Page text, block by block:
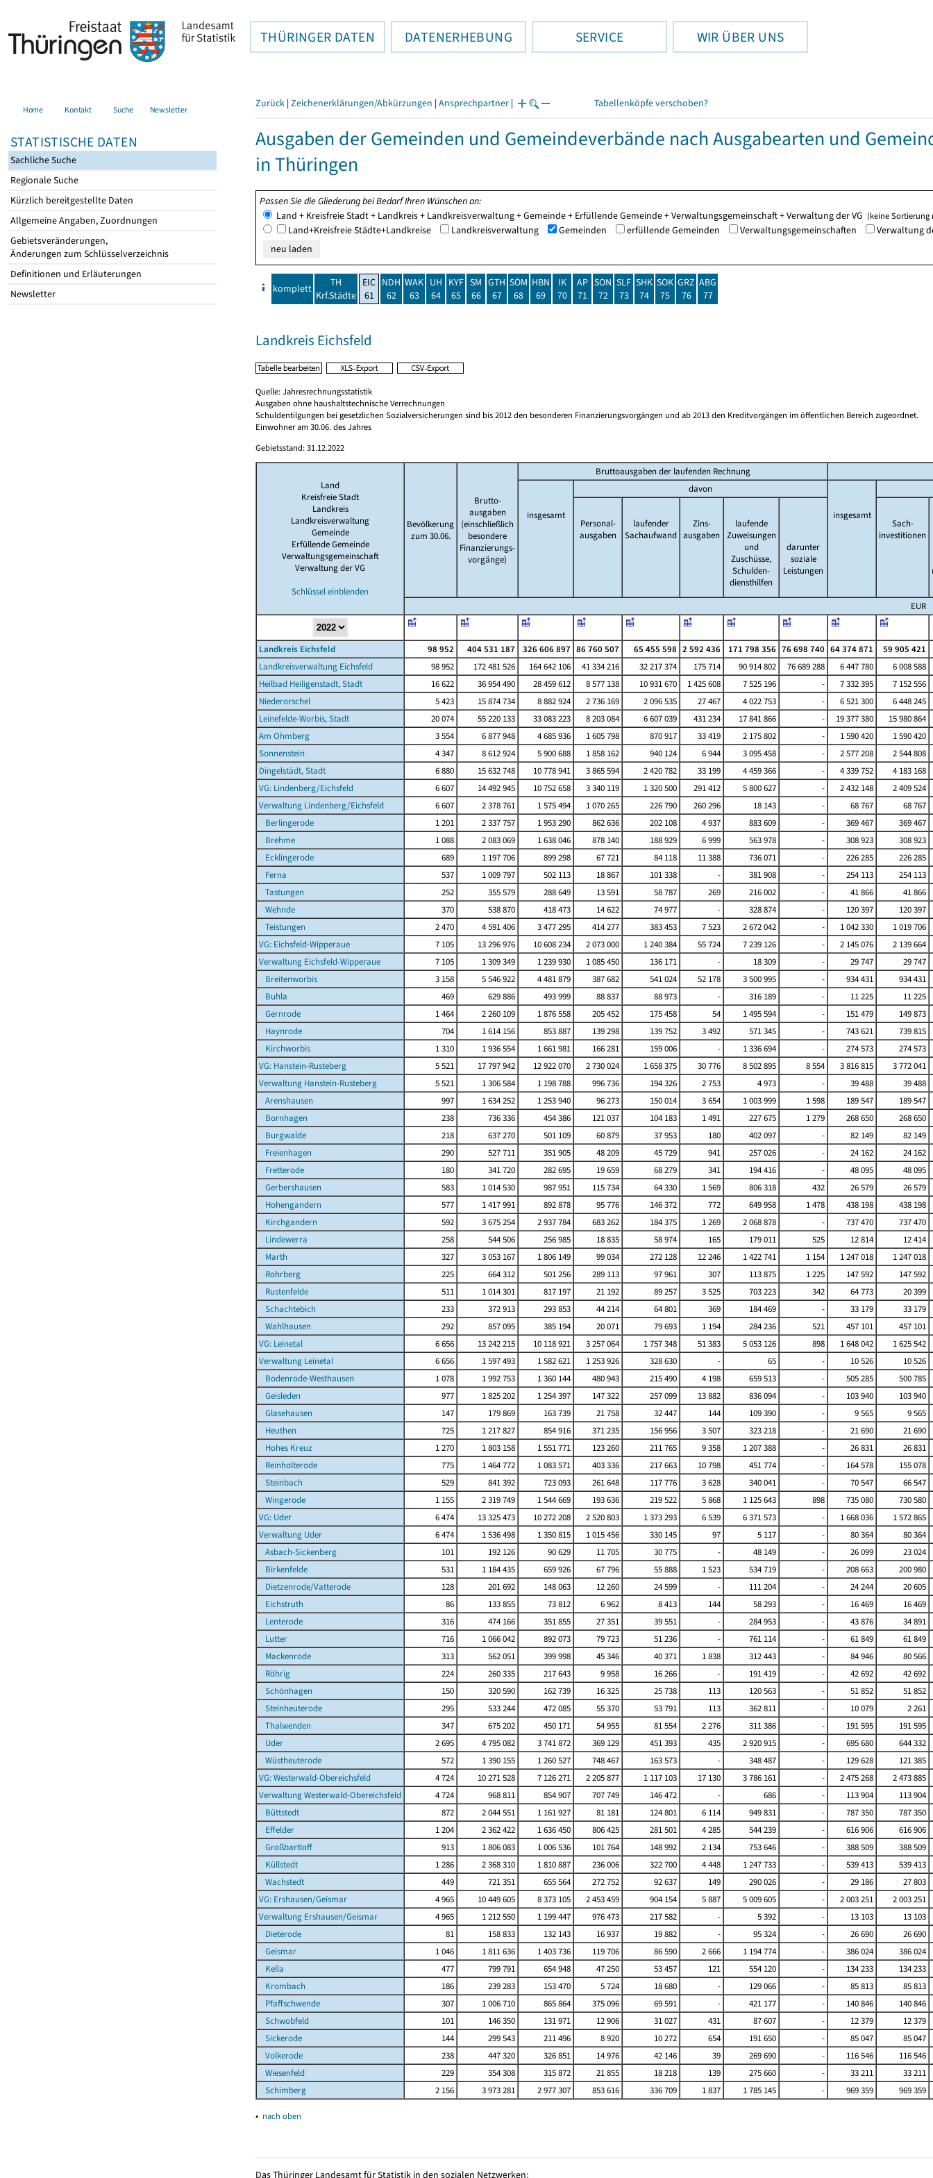
THÜRINGER DATEN DATENERHEBUNG SERVICE WIR ÜBER UNS
Home Kontakt Suche Newsletter
STATISTISCHE DATEN
Sachliche Suche
Regionale Suche
Kürzlich bereitgestellte Daten
Allgemeine Angaben, Zuordnungen
Gebietsveränderungen,
Änderungen zum Schlüsselverzeichnis
Definitionen und Erläuterungen
Newsletter
Zurück | Zeichenerklärungen/Abkürzungen | Ansprechpartner | Tabellenköpfe verschoben?
Ausgaben der Gemeinden und Gemeindeverbände nach Ausgabearten und
in Thüringen
Passen Sie die Gliederung bei Bedarf Ihren Wünschen an:
Land + Kreisfreie Stadt + Landkreis + Landkreisverwaltung + Gemeinde + Erfüllende Gemeinde + Verwaltungsgemeinschaft + Verwaltung der VG (keine Sortierung
Land+Kreisfreie Städte+Landkreise Landkreisverwaltung Gemeinden erfüllende Gemeinden Verwaltungsgemeinschaften Verwaltung
komplett
TH
Krf.Städte
EIC
61
NDH
62
WAK
63
UH
64
KYF
65
SM
66
GTH
67
SÖM
68
HBN
69
IK
70
AP
71
SON
72
SLF
73
SHK
74
SOK
75
GRZ
76
ABG
77
Landkreis Eichsfeld
Quelle: Jahresrechnungsstatistik
Ausgaben ohne haushaltstechnische Verrechnungen
Schuldentilgungen bei gesetzlichen Sozialversicherungen sind bis 2012 den besonderen Finanzierungsvorgängen und ab 2013 den Kreditvorgängen im öffentlichen Bereich zugeordnet.
Einwohner am 30.06. des Jahres
Gebietsstand: 31.12.2022
Land
Kreisfreie Stadt
Landkreis
Landkreisverwaltung
Gemeinde
Erfüllende Gemeinde
Verwaltungsgemeinschaft
Verwaltung der VG
Schlüssel einblenden
Bevölkerung
zum 30.06.
Brutto-
ausgaben
(einschließlich
besondere
Finanzierungs-
vorgänge)
Bruttoausgaben der laufenden Rechnung
insgesamt
davon
insgesamt
Personal-
ausgaben
laufender
Sachaufwand
Zins-
ausgaben
laufende
Zuweisungen
und
Zuschüsse,
Schulden-
diensthilfen
darunter
soziale
Leistungen
Sach-
investitionen
EUR
Landkreis Eichsfeld 98 952 404 531 187 326 606 897 86 760 507 65 455 598 2 592 436 171 798 356 76 698 740 64 374 871
59 905 421
Landkreisverwaltung Eichsfeld
98 952 172 481 526 164 642 106 41 334 216 32 217 374 175 714 90 914 802 76 689 288 6 447 780
6 008 588
Heilbad Heiligenstadt, Stadt
16 622 36 954 490 28 459 612 8 577 138 10 931 670 1 425 608 7 525 196 - 7 332 395
7 152 556
Niederorschel
5 423 15 874 734 8 882 924 2 736 169 2 096 535 27 467 4 022 753 - 6 521 300
6 448 245
Leinefelde-Worbis, Stadt
20 074 55 220 133 33 083 223 8 203 084 6 607 039 431 234 17 841 866 - 19 377 380
15 980 864
Am Ohmberg
3 554 6 877 948 4 685 936 1 605 798 870 917 33 419 2 175 802 - 1 590 420
1 590 420
Sonnenstein
4 347 8 612 924 5 900 688 1 858 162 940 124 6 944 3 095 458 - 2 577 208
2 544 808
Dingelstädt, Stadt
6 880 15 632 748 10 778 941 3 865 594 2 420 782 33 199 4 459 366 - 4 339 752
4 183 168
VG: Lindenberg/Eichsfeld
6 607 14 492 945 10 752 658 3 340 119 1 320 500 291 412 5 800 627 - 2 432 148
2 409 524
Verwaltung Lindenberg/Eichsfeld
6 607 2 378 761 1 575 494 1 070 265 226 790 260 296 18 143 - 68 767
68 767
Berlingerode
1 201 2 337 757 1 953 290 862 636 202 108 4 937 883 609 - 369 467
369 467
Brehme
1 088 2 083 069 1 638 046 878 140 188 929 6 999 563 978 - 308 923
308 923
Ecklingerode
689 1 197 706 899 298 67 721 84 118 11 388 736 071 - 226 285
226 285
Ferna
537 1 009 797 502 113 18 867 101 338 - 381 908 - 254 113
254 113
Tastungen
252 355 579 288 649 13 591 58 787 269 216 002 - 41 866
41 866
Wehnde
370 538 870 418 473 14 622 74 977 - 328 874 - 120 397
120 397
Teistungen
2 470 4 591 406 3 477 295 414 277 383 453 7 523 2 672 042 - 1 042 330
1 019 706
VG: Eichsfeld-Wipperaue
7 105 13 296 976 10 608 234 2 073 000 1 240 384 55 724 7 239 126 - 2 145 076
2 139 664
Verwaltung Eichsfeld-Wipperaue
7 105 1 309 349 1 239 930 1 085 450 136 171 - 18 309 - 29 747
29 747
Breitenworbis
3 158 5 546 922 4 481 879 387 682 541 024 52 178 3 500 995 - 934 431
934 431
Buhla
469 629 886 493 999 88 837 88 973 - 316 189 - 11 225
11 225
Gernrode
1 464 2 260 109 1 876 558 205 452 175 458 54 1 495 594 - 151 479
149 873
Haynrode
704 1 614 156 853 887 139 298 139 752 3 492 571 345 - 743 621
739 815
Kirchworbis
1 310 1 936 554 1 661 981 166 281 159 006 - 1 336 694 - 274 573
274 573
VG: Hanstein-Rusteberg
5 521 17 797 942 12 922 070 2 730 024 1 658 375 30 776 8 502 895 8 554 3 816 815
3 772 041
Verwaltung Hanstein-Rusteberg
5 521 1 306 584 1 198 788 996 736 194 326 2 753 4 973 - 39 488
39 488
Arenshausen
997 1 634 252 1 253 940 96 273 150 014 3 654 1 003 999 1 598 189 547
189 547
Bornhagen
238 736 336 454 386 121 037 104 183 1 491 227 675 1 279 268 650
268 650
Burgwalde
218 637 270 501 109 60 879 37 953 180 402 097 - 82 149
82 149
Freienhagen
290 527 711 351 905 48 209 45 729 941 257 026 - 24 162
24 162
Fretterode
180 341 720 282 695 19 659 68 279 341 194 416 - 48 095
48 095
Gerbershausen
583 1 014 530 987 951 115 734 64 330 1 569 806 318 432 26 579
26 579
Hohengandern
577 1 417 991 892 878 95 776 146 372 772 649 958 1 478 438 198
438 198
Kirchgandern
592 3 675 254 2 937 784 683 262 184 375 1 269 2 068 878 - 737 470
737 470
Lindewerra
258 544 506 256 985 18 835 58 974 165 179 011 525 12 814
12 414
Marth
327 3 053 167 1 806 149 99 034 272 128 12 246 1 422 741 1 154 1 247 018
1 247 018
Rohrberg
225 664 312 501 256 289 113 97 961 307 113 875 1 225 147 592
147 592
Rustenfelde
511 1 014 301 817 197 21 192 89 257 3 525 703 223 342 64 773
20 399
Schachtebich
233 372 913 293 853 44 214 64 801 369 184 469 - 33 179
33 179
Wahlhausen
292 857 095 385 194 20 071 79 693 1 194 284 236 521 457 101
457 101
VG: Leinetal
6 656 13 242 215 10 118 921 3 257 064 1 757 348 51 383 5 053 126 898 1 648 042
1 625 542
Verwaltung Leinetal
6 656 1 597 493 1 582 621 1 253 926 328 630 - 65 - 10 526
10 526
Bodenrode-Westhausen
1 078 1 992 753 1 360 144 480 943 215 490 4 198 659 513 - 505 285
500 785
Geisleden
977 1 825 202 1 254 397 147 322 257 099 13 882 836 094 - 103 940
103 940
Glasehausen
147 179 869 163 739 21 758 32 447 144 109 390 - 9 565
9 565
Heuthen
725 1 217 827 854 916 371 235 156 956 3 507 323 218 - 21 690
21 690
Hohes Kreuz
1 270 1 803 158 1 551 771 123 260 211 765 9 358 1 207 388 - 26 831
26 831
Reinholterode
775 1 464 772 1 083 571 403 336 217 663 10 798 451 774 - 164 578
155 078
Steinbach
529 841 392 723 093 261 648 117 776 3 628 340 041 - 70 547
66 547
Wingerode
1 155 2 319 749 1 544 669 193 636 219 522 5 868 1 125 643 898 735 080
730 580
VG: Uder
6 474 13 325 473 10 272 208 2 520 803 1 373 293 6 539 6 371 573 - 1 668 036
1 572 865
Verwaltung Uder
6 474 1 536 498 1 350 815 1 015 456 330 145 97 5 117 - 80 364
80 364
Asbach-Sickenberg
101 192 126 90 629 11 705 30 775 - 48 149 - 26 099
23 024
Birkenfelde
531 1 184 435 659 926 67 796 55 888 1 523 534 719 - 208 663
200 980
Dietzenrode/Vatterode
128 201 692 148 063 12 260 24 599 - 111 204 - 24 244
20 605
Eichstruth
86 133 855 73 812 6 962 8 413 144 58 293 - 16 469
16 469
Lenterode
316 474 166 351 855 27 351 39 551 - 284 953 - 43 876
34 891
Lutter
716 1 066 042 892 073 79 723 51 236 - 761 114 - 61 849
61 849
Mackenrode
313 562 051 399 998 45 346 40 371 1 838 312 443 - 84 946
80 566
Röhrig
224 260 335 217 643 9 958 16 266 - 191 419 - 42 692
42 692
Schönhagen
150 320 590 162 739 16 325 25 738 113 120 563 - 51 852
51 852
Steinheuterode
295 533 244 472 085 55 370 53 791 113 362 811 - 10 079
2 261
Thalwenden
347 675 202 450 171 54 955 81 554 2 276 311 386 - 191 595
191 595
Uder
2 695 4 795 082 3 741 872 369 129 451 393 435 2 920 915 - 695 680
644 332
Wüstheuterode
572 1 390 155 1 260 527 748 467 163 573 - 348 487 - 129 628
121 385
VG: Westerwald-Obereichsfeld
4 724 10 271 528 7 126 271 2 205 877 1 117 103 17 130 3 786 161 - 2 475 268
2 473 885
Verwaltung Westerwald-Obereichsfeld
4 724 968 811 854 907 707 749 146 472 - 686 - 113 904
113 904
Büttstedt
872 2 044 551 1 161 927 81 181 124 801 6 114 949 831 - 787 350
787 350
Effelder
1 204 2 362 422 1 636 450 806 425 281 501 4 285 544 239 - 616 906
616 906
Großbartloff
913 1 806 083 1 006 536 101 764 148 992 2 134 753 646 - 388 509
388 509
Küllstedt
1 286 2 368 310 1 810 887 236 006 322 700 4 448 1 247 733 - 539 413
539 413
Wachstedt
449 721 351 655 564 272 752 92 637 149 290 026 - 29 186
27 803
VG: Ershausen/Geismar
4 965 10 449 605 8 373 105 2 453 459 904 154 5 887 5 009 605 - 2 003 251
2 003 251
Verwaltung Ershausen/Geismar
4 965 1 212 550 1 199 447 976 473 217 582 - 5 392 - 13 103
13 103
Dieterode
81 158 833 132 143 16 937 19 882 - 95 324 - 26 690
26 690
Geismar
1 046 1 811 636 1 403 736 119 706 86 590 2 666 1 194 774 - 386 024
386 024
Kella
477 799 791 654 948 47 250 53 457 121 554 120 - 134 233
134 233
Krombach
186 239 283 153 470 5 724 18 680 - 129 066 - 85 813
85 813
Pfaffschwende
307 1 006 710 865 864 375 096 69 591 - 421 177 - 140 846
140 846
Schwobfeld
101 146 350 131 971 12 906 31 027 431 87 607 - 12 379
12 379
Sickerode
144 299 543 211 496 8 920 10 272 654 191 650 - 85 047
85 047
Volkerode
238 447 320 326 851 14 976 42 146 39 269 690 - 116 546
116 546
Wiesenfeld
229 354 308 315 872 21 855 18 218 139 275 660 - 33 211
33 211
Schimberg
2 156 3 973 281 2 977 307 853 616 336 709 1 837 1 785 145 - 969 359 969 359
▴ nach oben
Das Thüringer Landesamt für Statistik in den sozialen Netzwerken: